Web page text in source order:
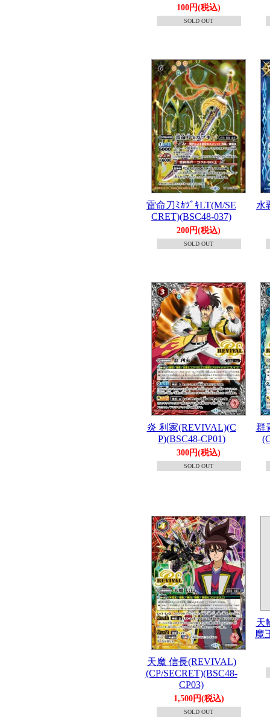
100円(税込)
SOLD OUT
雷命刀ﾐｶﾂﾞｷLT(M/SE
CRET)(BSC48-037)
200円(税込)
SOLD OUT
水
炎 利家(REVIVAL)(C
P)(BSC48-CP01)
300円(税込)
SOLD OUT
群
天魔 信長(REVIVAL)
(CP/SECRET)(BSC48-
CP03)
1,500円(税込)
SOLD OUT
天
魔